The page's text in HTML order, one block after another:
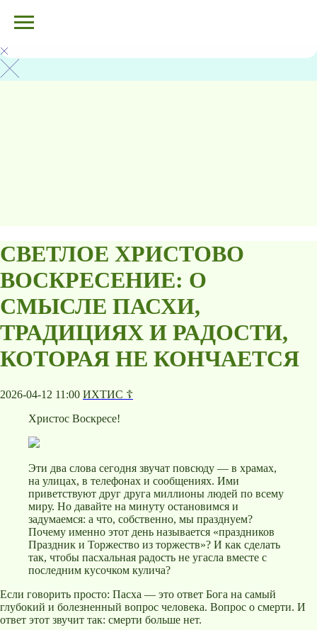
СВЕТЛОЕ ХРИСТОВО
ВОСКРЕСЕНИЕ: О
СМЫСЛЕ ПАСХИ,
ТРАДИЦИЯХ И РАДОСТИ,
КОТОРАЯ НЕ КОНЧАЕТСЯ
2026-04-12 11:00 ИХТИС ☦️
Христос Воскресе!
Эти два слова сегодня звучат повсюду — в храмах,
на улицах, в телефонах и сообщениях. Ими
приветствуют друг друга миллионы людей по всему
миру. Но давайте на минуту остановимся и
задумаемся: а что, собственно, мы празднуем?
Почему именно этот день называется «праздников
Праздник и Торжество из торжеств»? И как сделать
так, чтобы пасхальная радость не угасла вместе с
последним кусочком кулича?
Если говорить просто: Пасха — это ответ Бога на самый
глубокий и болезненный вопрос человека. Вопрос о смерти. И
ответ этот звучит так: смерти больше нет.